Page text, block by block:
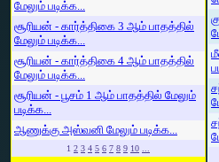
மேலும் படிக்க...
சூரியன் - கார்த்திகை 3 ஆம் பாதத்தில்
மேலும் படிக்க...
சூரியன் - கார்த்திகை 4 ஆம் பாதத்தில்
மேலும் படிக்க...
சூரியன் - பூசம் 1 ஆம் பாதத்தில் மேலும்
படிக்க...
ஆணுக்கு அஸ்வனி மேலும் படிக்க...
1 2 3 4 5 6 7 8 9 10 ...